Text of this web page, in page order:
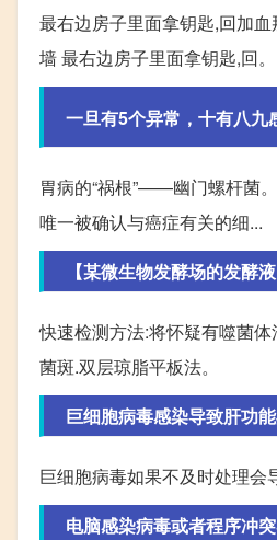
最右边房子里面拿钥匙,回加
墙 最右边房子里面拿钥匙,回。
一旦有5个异常，十有八九
胃病的“祸根”——幽门螺杆菌
唯一被确认与癌症有关的细...
【某微生物发酵场的发酵
快速检测方法:将怀疑有噬菌
菌斑.双层琼脂平板法。
巨细胞病毒感染导致肝功
巨细胞病毒如果不及时处理
电脑感染病毒或者程序冲